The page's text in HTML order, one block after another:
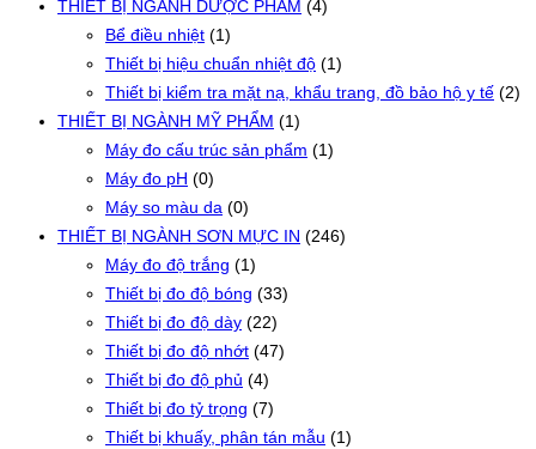
THIẾT BỊ NGÀNH DƯỢC PHẨM (4)
Bể điều nhiệt (1)
Thiết bị hiệu chuẩn nhiệt độ (1)
Thiết bị kiểm tra mặt nạ, khẩu trang, đồ bảo hộ y tế (2)
THIẾT BỊ NGÀNH MỸ PHẨM (1)
Máy đo cấu trúc sản phẩm (1)
Máy đo pH (0)
Máy so màu da (0)
THIẾT BỊ NGÀNH SƠN MỰC IN (246)
Máy đo độ trắng (1)
Thiết bị đo độ bóng (33)
Thiết bị đo độ dày (22)
Thiết bị đo độ nhớt (47)
Thiết bị đo độ phủ (4)
Thiết bị đo tỷ trọng (7)
Thiết bị khuấy, phân tán mẫu (1)